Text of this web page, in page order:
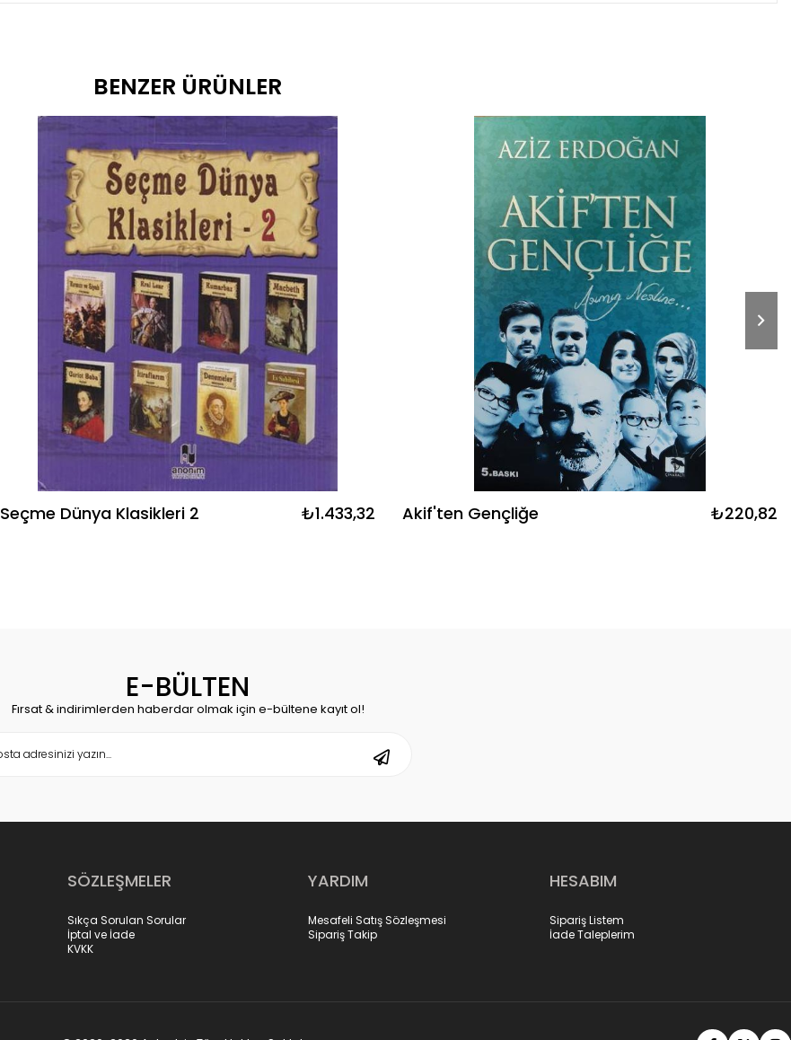
BENZER ÜRÜNLER
Seçme Dünya Klasikleri 2 ₺1.433,32 Akif'ten Gençliğe ₺220,82
E-BÜLTEN
Fırsat & indirimlerden haberdar olmak için e-bültene kayıt ol!
SÖZLEŞMELER
Sıkça Sorulan Sorular
İptal ve İade
KVKK
YARDIM
Mesafeli Satış Sözleşmesi
Sipariş Takip
HESABIM
Sipariş Listem
İade Taleplerim